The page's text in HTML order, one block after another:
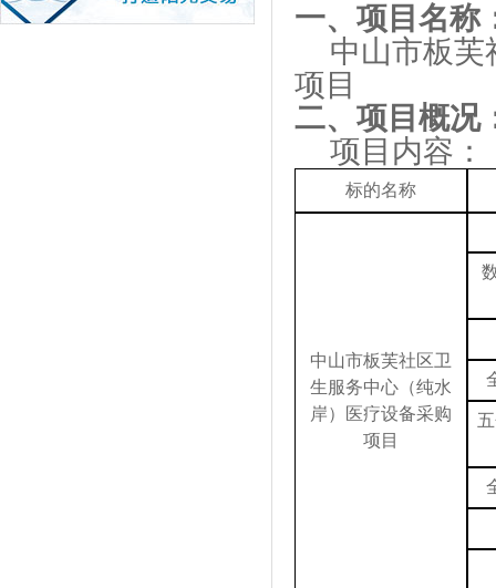
一、 项目名称
中山市板芙
项目
二、项目 概况
项目内容：
标的名称
中山市板芙社区卫
生服务中心（纯水
岸）医疗设备采购
项目